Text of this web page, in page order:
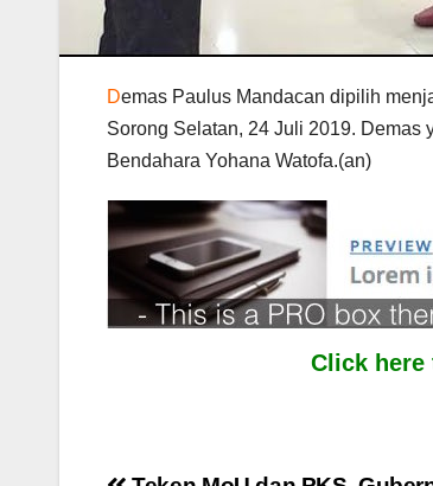
Demas Paulus Mandacan dipilih
Sorong Selatan, 24 Juli 2019. Demas
Bendahara Yohana Watofa.(an)
Click here